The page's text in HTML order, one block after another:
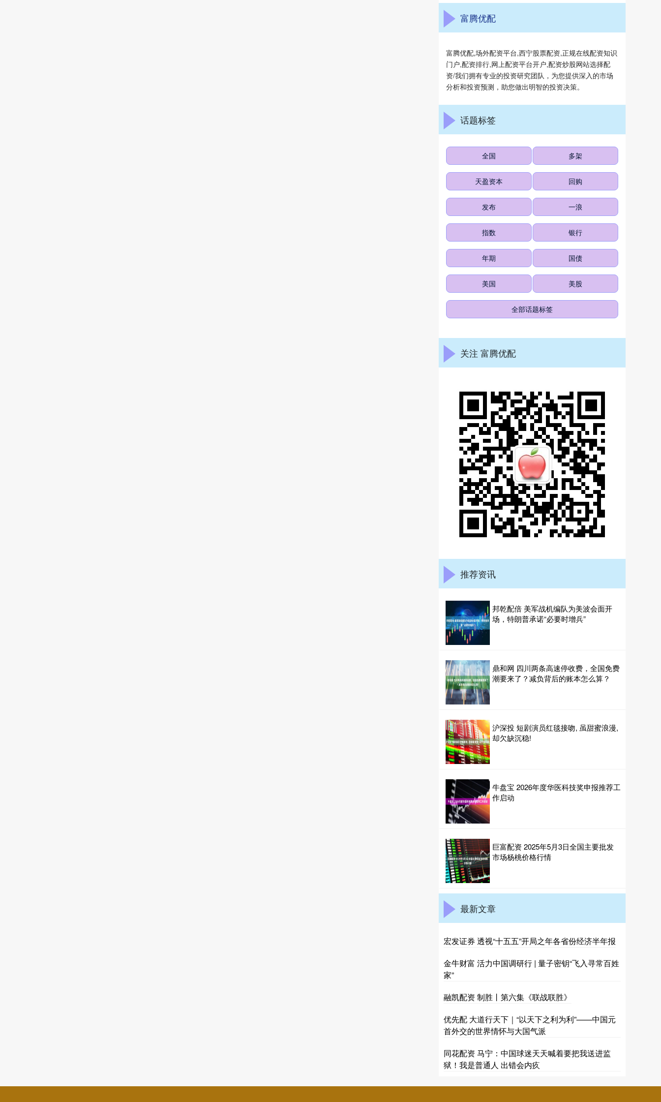
富腾优配
富腾优配,场外配资平台,西宁股票配资,正规在线配资知识
门户,配资排行,网上配资平台开户,配资炒股网站选择配
资/我们拥有专业的投资研究团队，为您提供深入的市场
分析和投资预测，助您做出明智的投资决策。
话题标签
全国 多架
天盈资本 回购
发布 一浪
指数 银行
年期 国债
美国 美股
全部话题标签
关注 富腾优配
推荐资讯
邦乾配倍 美军战机编队为美波会面开
场，特朗普承诺“必要时增兵”
鼎和网 四川两条高速停收费，全国免费
潮要来了？减负背后的账本怎么算？
沪深投 短剧演员红毯接吻, 虽甜蜜浪漫,
却欠缺沉稳!
牛盘宝 2026年度华医科技奖申报推荐工
作启动
巨富配资 2025年5月3日全国主要批发
市场杨桃价格行情
最新文章
宏发证券 透视“十五五”开局之年各省份经济半年报
金牛财富 活力中国调研行 | 量子密钥“飞入寻常百姓
家”
融凯配资 制胜丨第六集《联战联胜》
优先配 大道行天下｜“以天下之利为利”——中国元
首外交的世界情怀与大国气派
同花配资 马宁：中国球迷天天喊着要把我送进监
狱！我是普通人 出错会内疚